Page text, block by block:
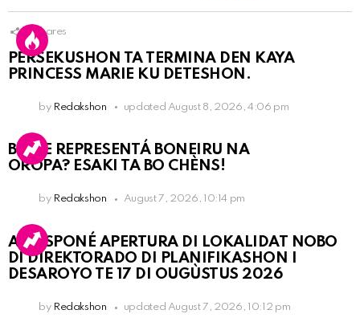
9 Shares
PERSEKUSHON TA TERMINA DEN KAYA
PRINCESS MARIE KU DETESHON.
by Redakshon updated August 8, 2026, 4:06 pm
BO KE REPRESENTÁ BONEIRU NA
OROPA? ESAKI TA BO CHÈNS!
by Redakshon August 7, 2026, 10:14 pm
A POSPONÉ APERTURA DI LOKALIDAT NOBO
DI DIREKTORADO DI PLANIFIKASHON I
DESAROYO TE 17 DI OUGÙSTUS 2026
by Redakshon updated August 7, 2026, 10:12 pm